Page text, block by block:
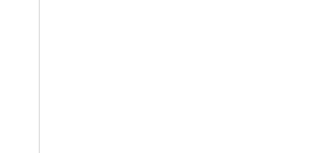
매수에도 고유가·금리·입법 지연 '삼중 부
유·가스주 올랐지만 빈그룹이 상쇄